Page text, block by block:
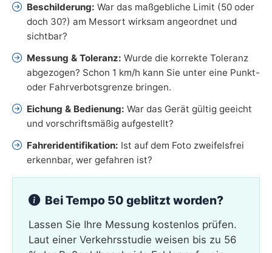
Beschilderung: War das maßgebliche Limit (50 oder
doch 30?) am Messort wirksam angeordnet und
sichtbar?
Messung & Toleranz: Wurde die korrekte Toleranz
abgezogen? Schon 1 km/h kann Sie unter eine Punkt-
oder Fahrverbotsgrenze bringen.
Eichung & Bedienung: War das Gerät gültig geeicht
und vorschriftsmäßig aufgestellt?
Fahreridentifikation: Ist auf dem Foto zweifelsfrei
erkennbar, wer gefahren ist?
Bei Tempo 50 geblitzt worden?
Lassen Sie Ihre Messung kostenlos prüfen.
Laut einer Verkehrsstudie weisen bis zu 56